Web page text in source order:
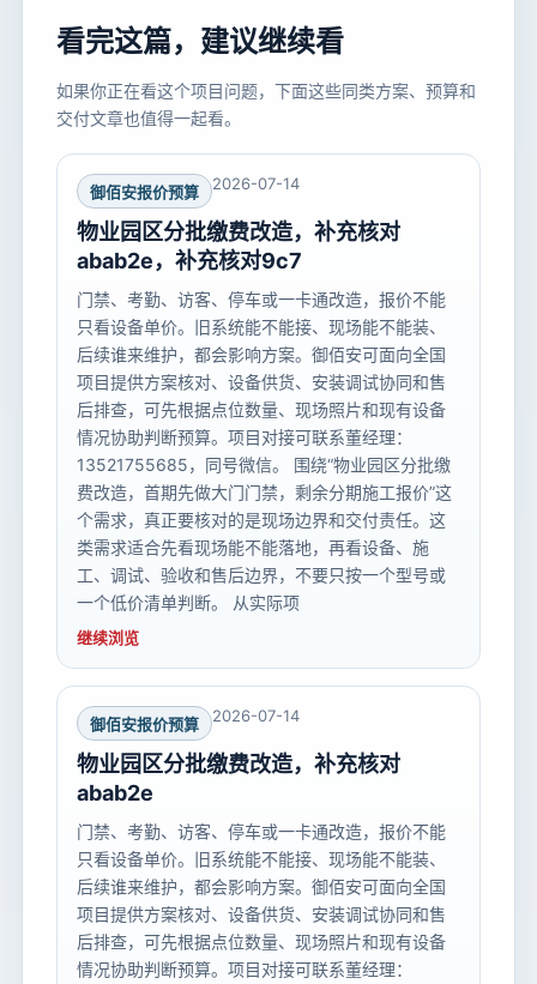
看完这篇，建议继续看
如果你正在看这个项目问题，下面这些同类方案、预算和
交付文章也值得一起看。
御佰安报价预算 2026-07-14
物业园区分批缴费改造，补充核对
abab2e，补充核对9c7
门禁、考勤、访客、停车或一卡通改造，报价不能
只看设备单价。旧系统能不能接、现场能不能装、
后续谁来维护，都会影响方案。御佰安可面向全国
项目提供方案核对、设备供货、安装调试协同和售
后排查，可先根据点位数量、现场照片和现有设备
情况协助判断预算。项目对接可联系董经理：
13521755685，同号微信。 围绕“物业园区分批缴
费改造，首期先做大门门禁，剩余分期施工报价”这
个需求，真正要核对的是现场边界和交付责任。这
类需求适合先看现场能不能落地，再看设备、施
工、调试、验收和售后边界，不要只按一个型号或
一个低价清单判断。 从实际项
继续浏览
御佰安报价预算 2026-07-14
物业园区分批缴费改造，补充核对
abab2e
门禁、考勤、访客、停车或一卡通改造，报价不能
只看设备单价。旧系统能不能接、现场能不能装、
后续谁来维护，都会影响方案。御佰安可面向全国
项目提供方案核对、设备供货、安装调试协同和售
后排查，可先根据点位数量、现场照片和现有设备
情况协助判断预算。项目对接可联系董经理：